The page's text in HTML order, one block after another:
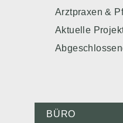
Arztpraxen &
Aktuelle
BÜRO